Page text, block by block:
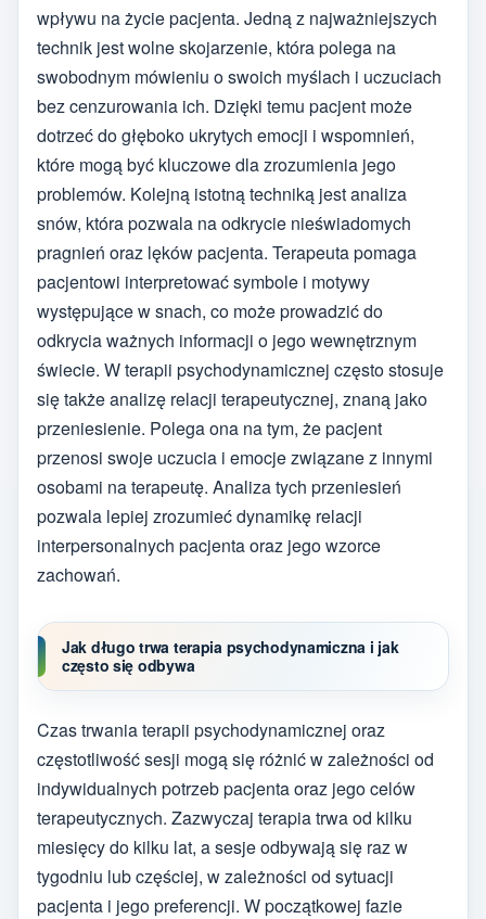
wpływu na życie pacjenta. Jedną z najważniejszych
technik jest wolne skojarzenie, która polega na
swobodnym mówieniu o swoich myślach i uczuciach
bez cenzurowania ich. Dzięki temu pacjent może
dotrzeć do głęboko ukrytych emocji i wspomnień,
które mogą być kluczowe dla zrozumienia jego
problemów. Kolejną istotną techniką jest analiza
snów, która pozwala na odkrycie nieświadomych
pragnień oraz lęków pacjenta. Terapeuta pomaga
pacjentowi interpretować symbole i motywy
występujące w snach, co może prowadzić do
odkrycia ważnych informacji o jego wewnętrznym
świecie. W terapii psychodynamicznej często stosuje
się także analizę relacji terapeutycznej, znaną jako
przeniesienie. Polega ona na tym, że pacjent
przenosi swoje uczucia i emocje związane z innymi
osobami na terapeutę. Analiza tych przeniesień
pozwala lepiej zrozumieć dynamikę relacji
interpersonalnych pacjenta oraz jego wzorce
zachowań.
Jak długo trwa terapia psychodynamiczna i jak
często się odbywa
Czas trwania terapii psychodynamicznej oraz
częstotliwość sesji mogą się różnić w zależności od
indywidualnych potrzeb pacjenta oraz jego celów
terapeutycznych. Zazwyczaj terapia trwa od kilku
miesięcy do kilku lat, a sesje odbywają się raz w
tygodniu lub częściej, w zależności od sytuacji
pacjenta i jego preferencji. W początkowej fazie